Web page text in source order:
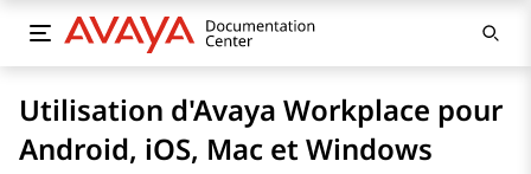
Utilisation d'Avaya Workplace pour
Android, iOS, Mac et Windows